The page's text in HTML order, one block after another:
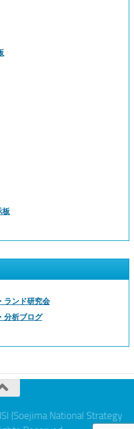
板
ランド研究会
分析ブログ
(Soejima National Strategy